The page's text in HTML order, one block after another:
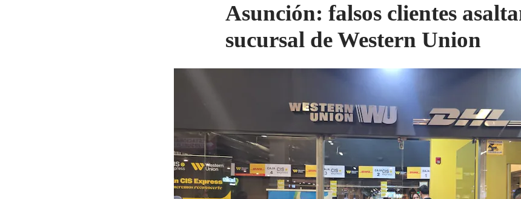
Asunción: falsos clientes
sucursal de Western Union